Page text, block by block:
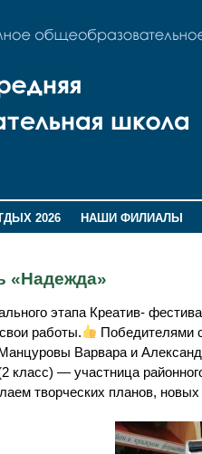
2026
НАШИ ФИЛИАЛЫ
«Надежда»
этапа Креатив-
работы.
Победителями
Варвара и
класс) — участница
творческих планов,